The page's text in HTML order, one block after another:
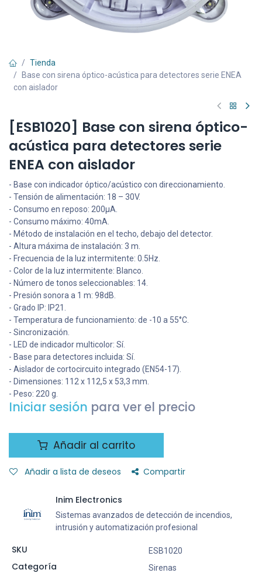
Tienda
Base con sirena óptico-acústica para detectores serie ENEA
con aislador
[ESB1020] Base con sirena óptico-
acústica para detectores serie
ENEA con aislador
- Base con indicador óptico/acústico con direccionamiento.
- Tensión de alimentación: 18 – 30V.
- Consumo en reposo: 200µA.
- Consumo máximo: 40mA.
- Método de instalación en el techo, debajo del detector.
- Altura máxima de instalación: 3 m.
- Frecuencia de la luz intermitente: 0.5Hz.
- Color de la luz intermitente: Blanco.
- Número de tonos seleccionables: 14.
- Presión sonora a 1 m: 98dB.
- Grado IP: IP21.
- Temperatura de funcionamiento: de -10 a 55°C.
- Sincronización.
- LED de indicador multicolor: Sí.
- Base para detectores incluida: Sí.
- Aislador de cortocircuito integrado (EN54-17).
- Dimensiones: 112 x 112,5 x 53,3 mm.
- Peso: 220 g.
Iniciar sesión para ver el precio
Añadir al carrito
Añadir a lista de deseos Compartir
Inim Electronics
Sistemas avanzados de detección de incendios,
intrusión y automatización profesional
SKU ESB1020
Categoría Sirenas